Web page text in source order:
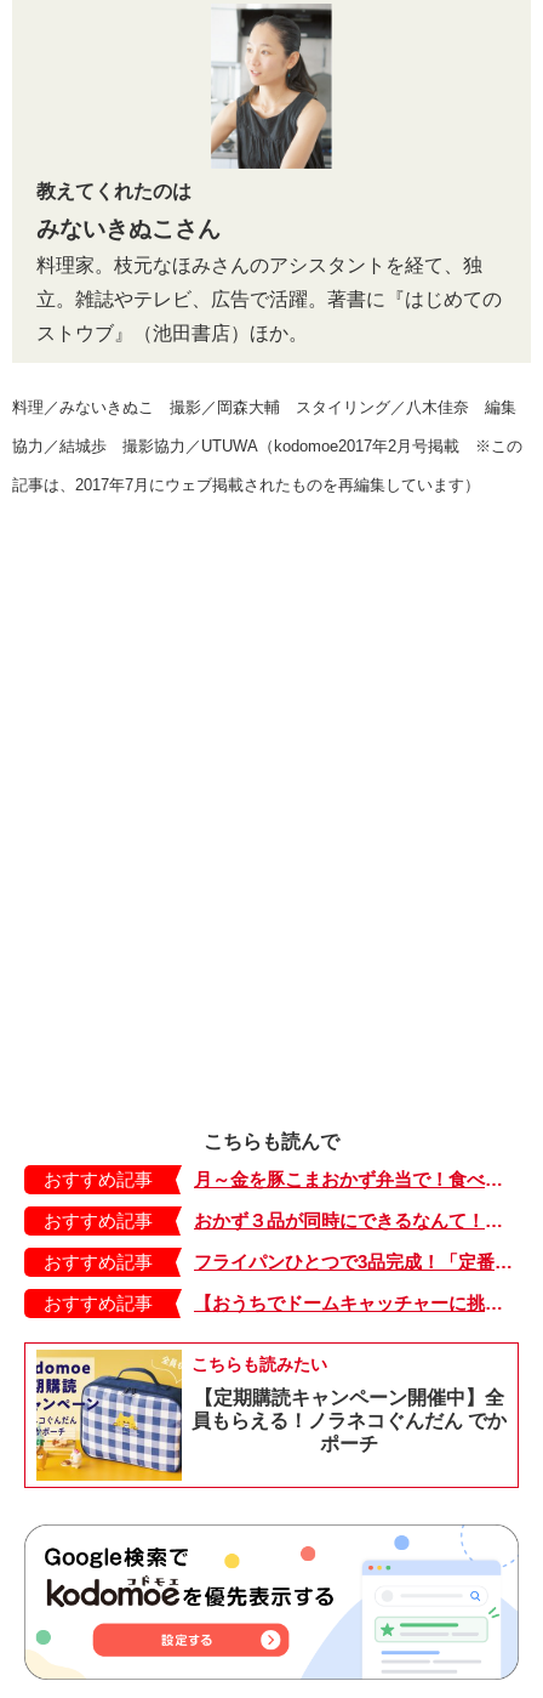
教えてくれたのは
みないきぬこさん
料理家。枝元なほみさんのアシスタントを経て、独
立。雑誌やテレビ、広告で活躍。著書に『はじめての
ストウブ』（池田書店）ほか。
料理／みないきぬこ 撮影／岡森大輔 スタイリング／八木佳奈 編集
協力／結城歩 撮影協力／UTUWA（kodomoe2017年2月号掲載 ※この
記事は、2017年7月にウェブ掲載されたものを再編集しています）
こちらも読んで
おすすめ記事
月～金を豚こまおかず弁当で！食べ飽きないお弁当レシピをご紹介【鮭＆豚こまで作る2週間弁当・2】
おすすめ記事
おかず３品が同時にできるなんて！ フライパンひとつでできるおいしいお弁当
おすすめ記事
フライパンひとつで3品完成！「定番のから揚げ弁当」
おすすめ記事
【おうちでドームキャッチャーに挑戦だ】アンパンマン わくわくドームキャッチャー
こちらも読みたい
【定期購読キャンペーン開催中】全
員もらえる！ノラネコぐんだん でか
ポーチ